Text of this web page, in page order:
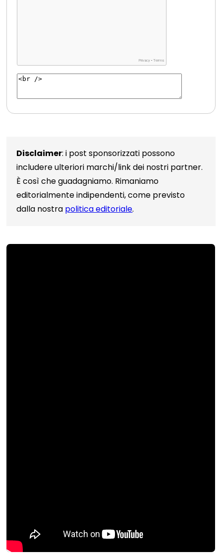
Disclaimer: i post sponsorizzati possono
includere ulteriori marchi/link dei nostri partner.
È così che guadagniamo. Rimaniamo
editorialmente indipendenti, come previsto
dalla nostra politica editoriale.